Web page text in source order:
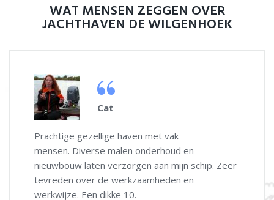
Teakhouten Waterkering
LEES VERDER
WAT MENSEN ZEGGEN OVER
JACHTHAVEN DE WILGENHOEK
M. Koole
Fijne jachthaven, met goede service! ruime
ligplaatsen en mooie nieuwe steigers. Ook met
motorpech is men zeer behulpzaam en word je
goed geholpen.Top!